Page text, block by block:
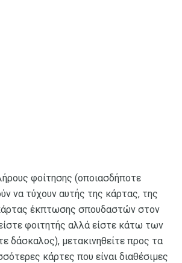
φοίτησης (οποιασδήποτε
να τύχουν αυτής της κάρτας, της
έκπτωσης σπουδαστών στον
φοιτητής αλλά είστε κάτω των
δάσκαλος), μετακινηθείτε προς τα
κάρτες που είναι διαθέσιμες